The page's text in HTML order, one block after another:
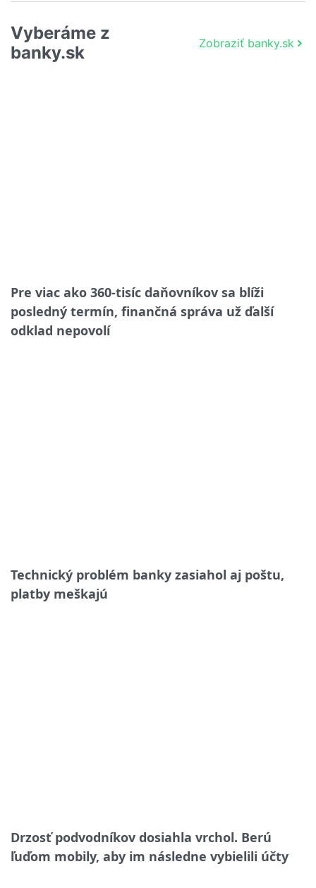
Vyberáme z
banky.sk
Zobraziť banky.sk
Pre viac ako 360-tisíc daňovníkov sa blíži
posledný termín, finančná správa už ďalší
odklad nepovolí
Technický problém banky zasiahol aj poštu,
platby meškajú
Drzosť podvodníkov dosiahla vrchol. Berú
ľuďom mobily, aby im následne vybielili účty